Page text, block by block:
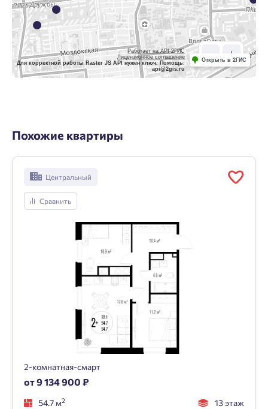
Работает на API 2ГИС
Лицензионное соглашение
Для корректной работы Raster JS API нужен ключ. Помощь:
api@2gis.ru
Открыть в 2ГИС
Похожие квартиры
Центральный
Сравнить
2-комнатная-смарт
от 9 134 900 ₽
54.7 м2 13 этаж